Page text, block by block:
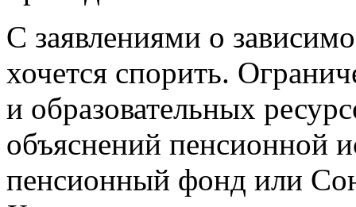
С заявлениями о
хочется спорить.
и образовательных
объяснений пенсионной
пенсионный фонд или